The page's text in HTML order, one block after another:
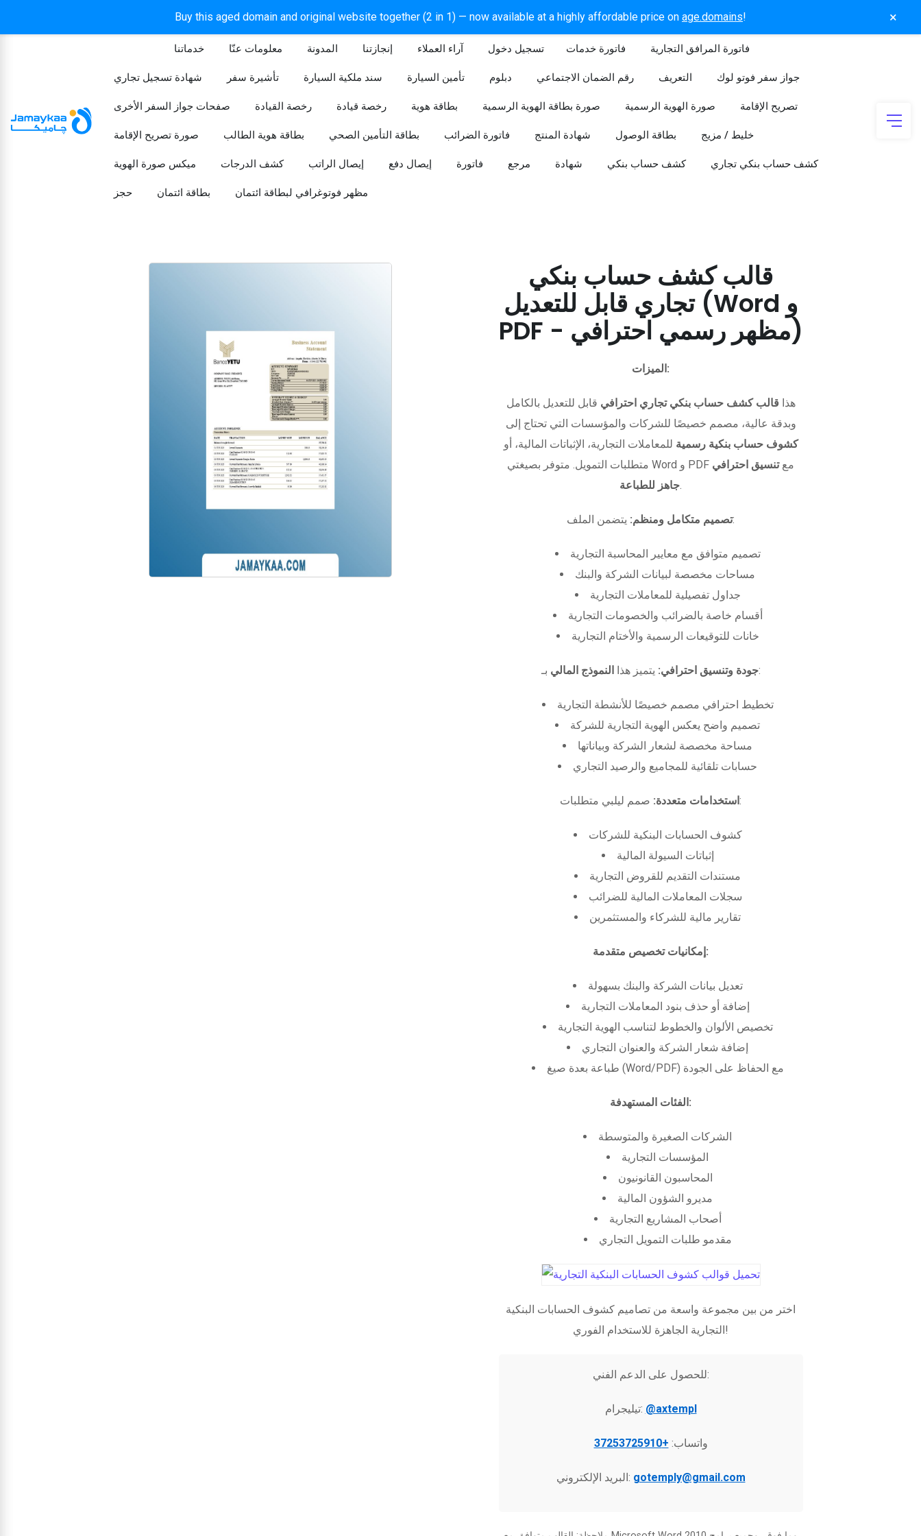
Buy this aged domain and original website together (2 in 1) — now available at a highly affordable price on age.domains! ×
خدماتنا معلومات عنّا المدونة إنجازتنا آراء العملاء تسجيل دخول​ فاتورة خدمات فاتورة المرافق التجارية
شهادة تسجيل تجاري تأشيرة سفر سند ملكية السيارة تأمين السيارة دبلوم رقم الضمان الاجتماعي التعريف جواز سفر فوتو لوك
صفحات جواز السفر الأخرى رخصة القيادة رخصة قيادة بطاقة هوية صورة بطاقة الهوية الرسمية صورة الهوية الرسمية تصريح الإقامة
صورة تصريح الإقامة بطاقة هوية الطالب بطاقة التأمين الصحي فاتورة الضرائب شهادة المنتج بطاقة الوصول خليط / مزيج
ميكس صورة الهوية كشف الدرجات إيصال الراتب إيصال دفع فاتورة مرجع شهادة كشف حساب بنكي كشف حساب بنكي تجاري
حجز بطاقة ائتمان مظهر فوتوغرافي لبطاقة ائتمان
قالب كشف حساب بنكي
تجاري قابل للتعديل (Word و
PDF - مظهر رسمي احترافي)
الميزات:
هذا قالب كشف حساب بنكي تجاري احترافي قابل للتعديل بالكامل
وبدقة عالية، مصمم خصيصًا للشركات والمؤسسات التي تحتاج إلى
كشوف حساب بنكية رسمية للمعاملات التجارية، الإثباتات المالية، أو
متطلبات التمويل. متوفر بصيغتي Word و PDF معتنسيق احترافي
جاهز للطباعة.
تصميم متكامل ومنظم:يتضمن الملف:
تصميم متوافق مع معايير المحاسبة التجارية
مساحات مخصصة لبيانات الشركة والبنك
جداول تفصيلية للمعاملات التجارية
أقسام خاصة بالضرائب والخصومات التجارية
خانات للتوقيعات الرسمية والأختام التجارية
جودة وتنسيق احترافي: يتميز هذا النموذج المالي بـ:
تخطيط احترافي مصمم خصيصًا للأنشطة التجارية
تصميم واضح يعكس الهوية التجارية للشركة
مساحة مخصصة لشعار الشركة وبياناتها
حسابات تلقائية للمجاميع والرصيد التجاري
استخدامات متعددة:صمم ليلبي متطلبات:
كشوف الحسابات البنكية للشركات
إثباتات السيولة المالية
مستندات التقديم للقروض التجارية
سجلات المعاملات المالية للضرائب
تقارير مالية للشركاء والمستثمرين
إمكانيات تخصيص متقدمة:
تعديل بيانات الشركة والبنك بسهولة
إضافة أو حذف بنود المعاملات التجارية
تخصيص الألوان والخطوط لتناسب الهوية التجارية
إضافة شعار الشركة والعنوان التجاري
طباعة بعدة صيغ (Word/PDF) مع الحفاظ على الجودة
الفئات المستهدفة:
الشركات الصغيرة والمتوسطة
المؤسسات التجارية
المحاسبون القانونيون
مديرو الشؤون المالية
أصحاب المشاريع التجارية
مقدمو طلبات التمويل التجاري
اختر من بين مجموعة واسعة من تصاميم كشوف الحسابات البنكية
التجارية الجاهزة للاستخدام الفوري!
للحصول على الدعم الفني:
تيليجرام: @axtempl
واتساب: +37253725910
البريد الإلكتروني: gotemply@gmail.com